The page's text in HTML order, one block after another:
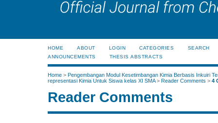
HOME ABOUT LOGIN CATEGORIES
SEARCH
ANNOUNCEMENTS
THESIS ABSTRACTS
Home > Pengembangan Modul Kesetimbangan Kimia Berbasis Inkuiri
representasi Kimia Untuk Siswa kelas XI SMA> Reader Comments > 4
Reader Comments